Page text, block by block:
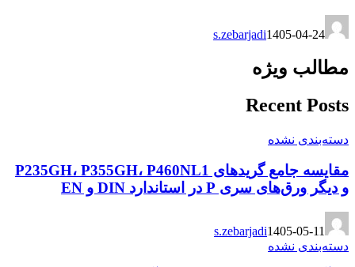
s.zebarjadi1405-04-24
مطالب ویژه
Recent Posts
دسته‌بندی نشده
مقایسه جامع گریدهای P235GH، P355GH، P460NL1
و دیگر ورق‌های سری P در استاندارد DIN و EN
s.zebarjadi1405-05-11
دسته‌بندی نشده